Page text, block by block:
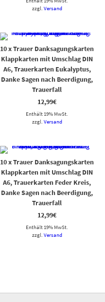
zzgl. Versand
10 x Trauer Danksagungskarten
Klappkarten mit Umschlag DIN
A6, Trauerkarten Eukalyptus,
Danke Sagen nach Beerdigung,
Trauerfall
12,99€
Enthält 19% MwSt.
zzgl. Versand
10 x Trauer Danksagungskarten
Klappkarten mit Umschlag DIN
A6, Trauerkarten Feder Kreis,
Danke Sagen nach Beerdigung,
Trauerfall
12,99€
Enthält 19% MwSt.
zzgl. Versand